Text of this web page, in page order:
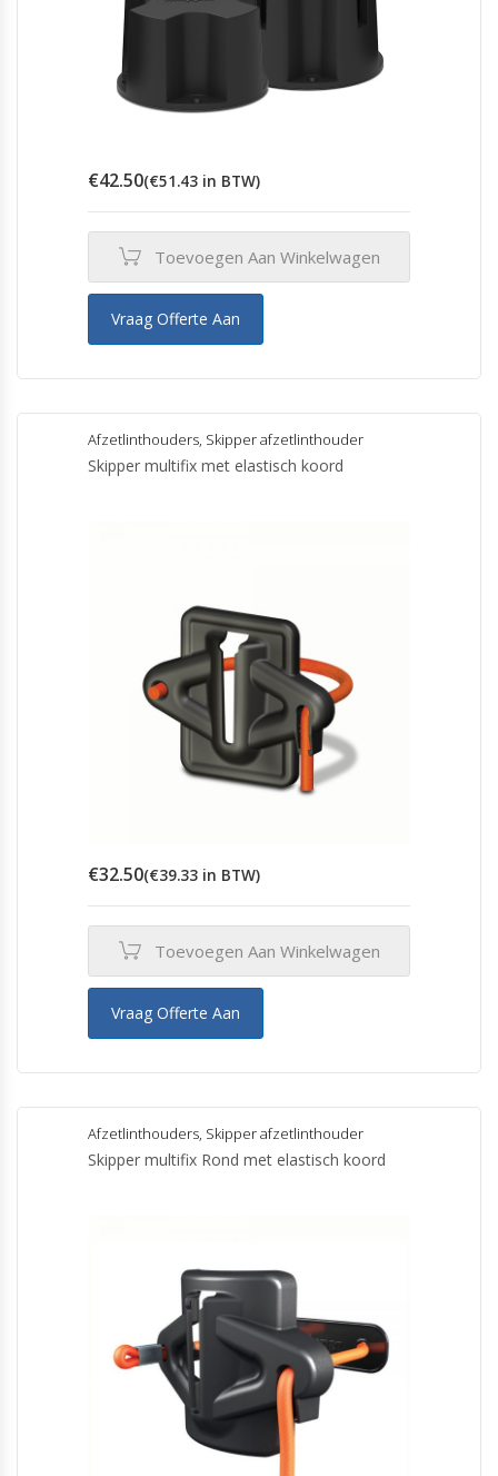
€42.50(€51.43 in BTW)
Toevoegen Aan Winkelwagen
Vraag Offerte Aan
Afzetlinthouders, Skipper afzetlinthouder
Skipper multifix met elastisch koord
€32.50(€39.33 in BTW)
Toevoegen Aan Winkelwagen
Vraag Offerte Aan
Afzetlinthouders, Skipper afzetlinthouder
Skipper multifix Rond met elastisch koord